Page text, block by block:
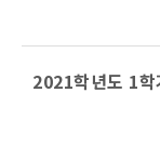
2021학년도 1